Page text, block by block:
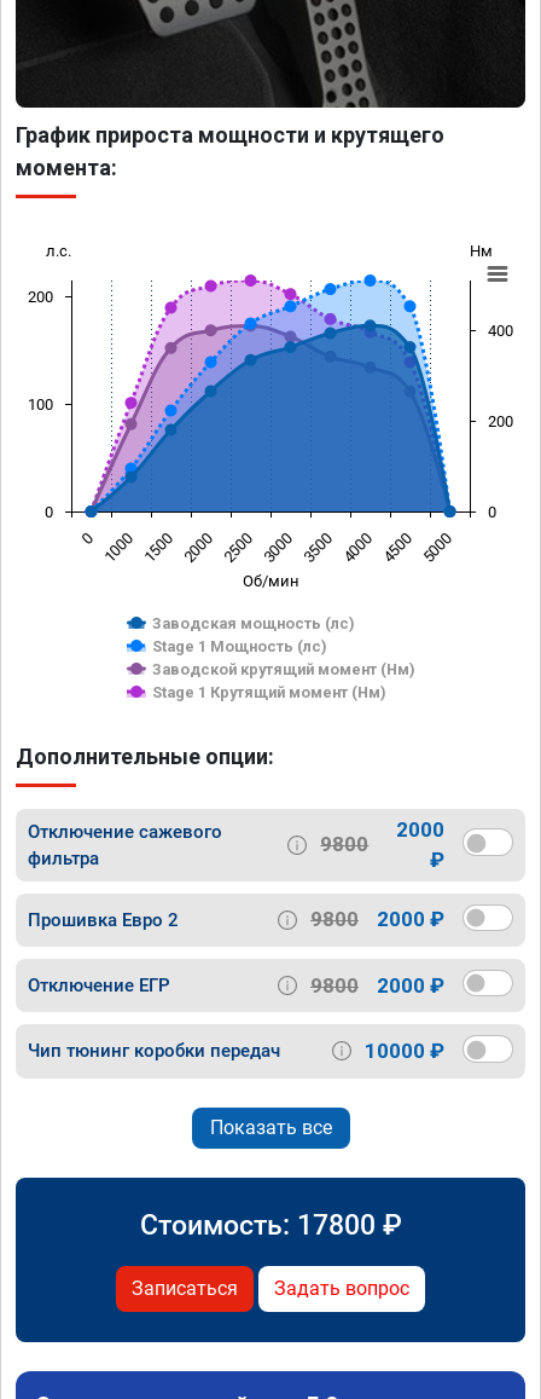
График прироста мощности и крутящего
момента:
Об/мин
л.с. Нм
Заводская мощность (лс)
Stage 1 Мощность (лс)
Заводской крутящий момент (Нм)
Stage 1 Крутящий момент (Нм)
0 1000 1500 2000 2500 3000 3500 4000 4500 5000
0
100
200
0
200
400
Дополнительные опции:
Отключение сажевого
фильтра
9800
2000
₽
Прошивка Евро 2 9800 2000 ₽
Отключение ЕГР 9800 2000 ₽
Чип тюнинг коробки передач 10000 ₽
Показать все
Стоимость: 17800 ₽
Записаться Задать вопрос